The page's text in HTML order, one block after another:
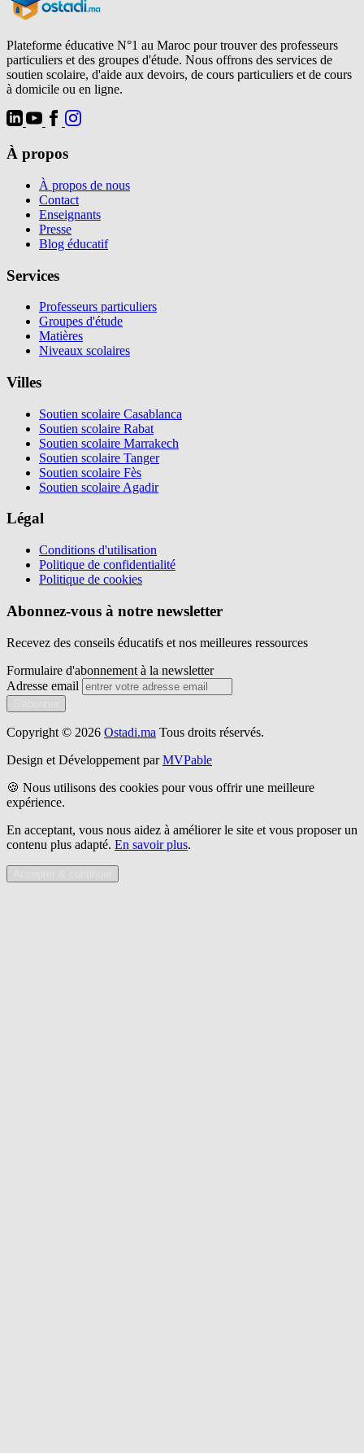
Plateforme éducative N°1 au Maroc pour trouver des professeurs
particuliers et des groupes d'étude. Nous offrons des services de
soutien scolaire, d'aide aux devoirs, de cours particuliers et de cours
à domicile ou en ligne.
À propos
À propos de nous
Contact
Enseignants
Presse
Blog éducatif
Services
Professeurs particuliers
Groupes d'étude
Matières
Niveaux scolaires
Villes
Soutien scolaire Casablanca
Soutien scolaire Rabat
Soutien scolaire Marrakech
Soutien scolaire Tanger
Soutien scolaire Fès
Soutien scolaire Agadir
Légal
Conditions d'utilisation
Politique de confidentialité
Politique de cookies
Abonnez-vous à notre newsletter
Recevez des conseils éducatifs et nos meilleures ressources
Formulaire d'abonnement à la newsletter
Adresse email
Copyright © 2026 Ostadi.ma Tous droits réservés.
Design et Développement par MVPable
🍪 Nous utilisons des cookies pour vous offrir une meilleure
expérience.
En acceptant, vous nous aidez à améliorer le site et vous proposer un
contenu plus adapté. En savoir plus.